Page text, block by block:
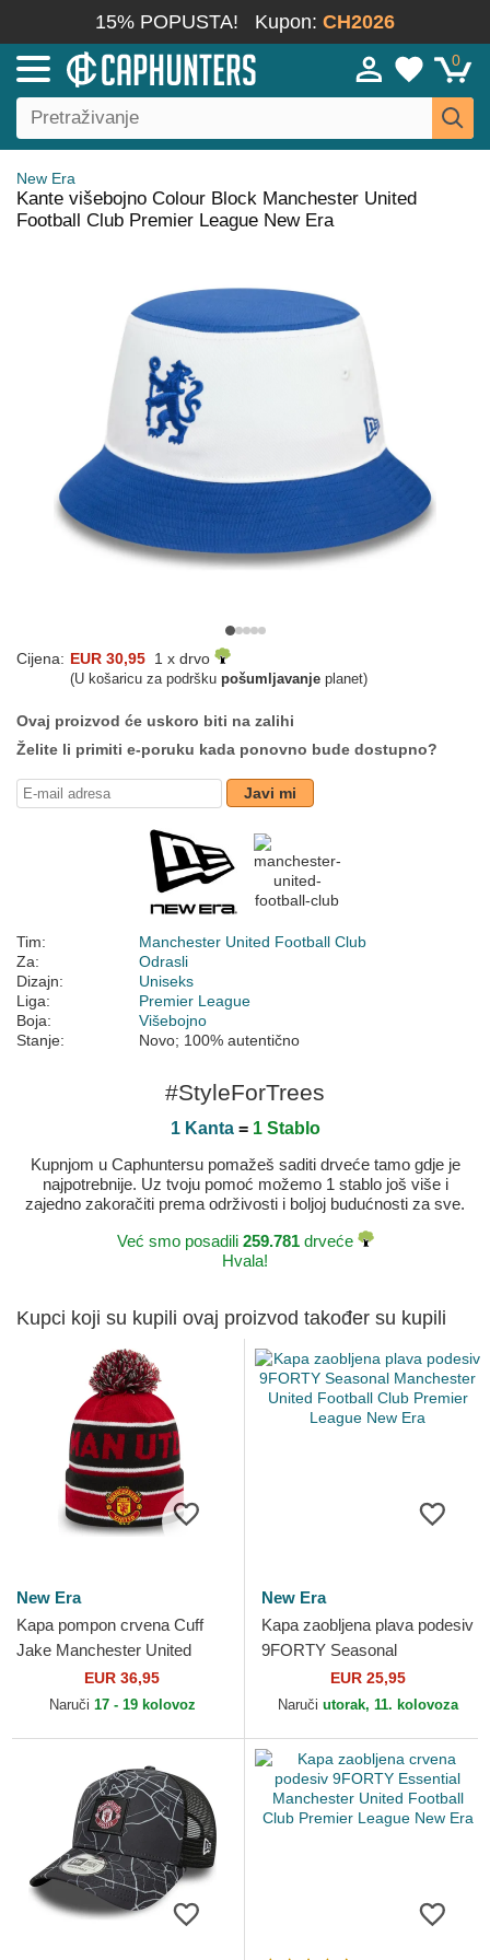
15% POPUSTA! Kupon: CH2026
0
New Era
Kante višebojno Colour Block Manchester United
Football Club Premier League New Era
Cijena: EUR 30,95 1 x drvo
(U košaricu za podršku pošumljavanje planet)
Ovaj proizvod će uskoro biti na zalihi
Želite li primiti e-poruku kada ponovno bude dostupno?
Javi mi
Tim:
Manchester United Football Club
Za:
Odrasli
Dizajn:
Uniseks
Liga:
Premier League
Boja:
Višebojno
Stanje:
Novo; 100% autentično
#StyleForTrees
1 Kanta= 1 Stablo
Kupnjom u Caphuntersu pomažeš saditi drveće tamo gdje je
najpotrebnije. Uz tvoju pomoć možemo 1 stablo još više i
zajedno zakoračiti prema održivosti i boljoj budućnosti za sve.
Već smo posadili 259.781drveće
Hvala!
Kupci koji su kupili ovaj proizvod također su kupili
New Era
Kapa pompon crvena Cuff
Jake Manchester United
Football Club Premier League
New Era
EUR 36,95
Naruči 17 - 19 kolovoz
New Era
Kapa zaobljena plava podesiv
9FORTY Seasonal
Manchester United Football
Club Premier League New
EUR 25,95
Naruči utorak, 11. kolovoza